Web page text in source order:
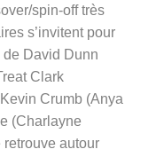
spin-off très
s’invitent pour
de David Dunn
Clark
Crumb (Anya
(Charlayne
retrouve autour